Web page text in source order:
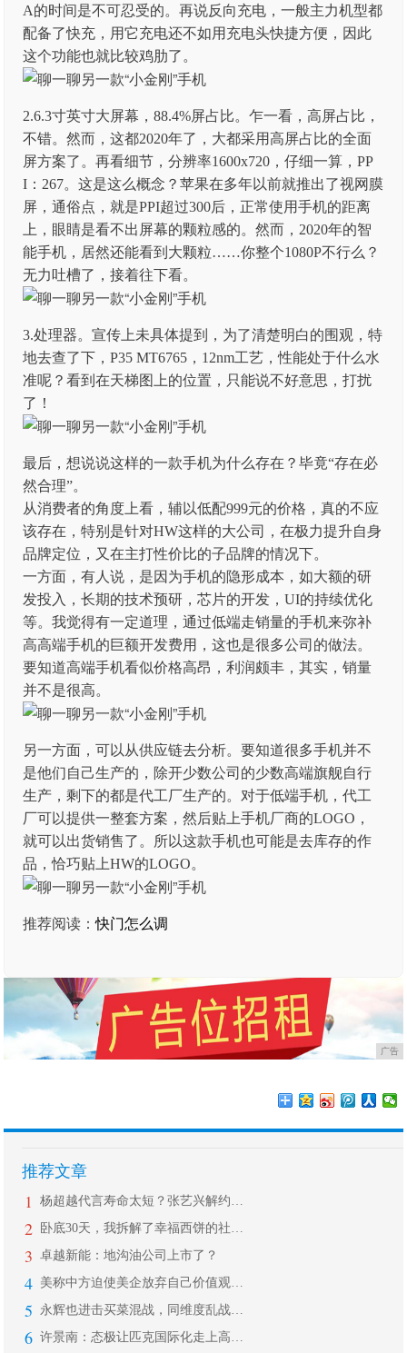
A的时间是不可忍受的。再说反向充电，一般主力机型都
配备了快充，用它充电还不如用充电头快捷方便，因此
这个功能也就比较鸡肋了。
2.6.3寸英寸大屏幕，88.4%屏占比。乍一看，高屏占比，
不错。然而，这都2020年了，大都采用高屏占比的全面
屏方案了。再看细节，分辨率1600x720，仔细一算，PP
I：267。这是这么概念？苹果在多年以前就推出了视网膜
屏，通俗点，就是PPI超过300后，正常使用手机的距离
上，眼睛是看不出屏幕的颗粒感的。然而，2020年的智
能手机，居然还能看到大颗粒……你整个1080P不行么？
无力吐槽了，接着往下看。
3.处理器。宣传上未具体提到，为了清楚明白的围观，特
地去查了下，P35 MT6765，12nm工艺，性能处于什么水
准呢？看到在天梯图上的位置，只能说不好意思，打扰
了！
最后，想说说这样的一款手机为什么存在？毕竟“存在必
然合理”。
从消费者的角度上看，辅以低配999元的价格，真的不应
该存在，特别是针对HW这样的大公司，在极力提升自身
品牌定位，又在主打性价比的子品牌的情况下。
一方面，有人说，是因为手机的隐形成本，如大额的研
发投入，长期的技术预研，芯片的开发，UI的持续优化
等。我觉得有一定道理，通过低端走销量的手机来弥补
高高端手机的巨额开发费用，这也是很多公司的做法。
要知道高端手机看似价格高昂，利润颇丰，其实，销量
并不是很高。
另一方面，可以从供应链去分析。要知道很多手机并不
是他们自己生产的，除开少数公司的少数高端旗舰自行
生产，剩下的都是代工厂生产的。对于低端手机，代工
厂可以提供一整套方案，然后贴上手机厂商的LOGO，
就可以出货销售了。所以这款手机也可能是去库存的作
品，恰巧贴上HW的LOGO。
推荐阅读：快门怎么调
广告
推荐文章
1 杨超越代言寿命太短？张艺兴解约杨天真
2 卧底30天，我拆解了幸福西饼的社群玩
3 卓越新能：地沟油公司上市了？
4 美称中方迫使美企放弃自己价值观 耿爽
5 永辉也进击买菜混战，同维度乱战下，谁
6 许景南：态极让匹克国际化走上高速通道